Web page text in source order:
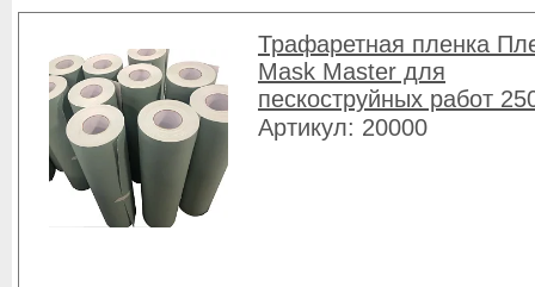
Трафаретная пленка
Mask Master для
пескоструйных работ
Артикул: 20000